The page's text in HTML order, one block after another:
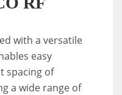
with a versatile
easy
spacing of
a wide range of